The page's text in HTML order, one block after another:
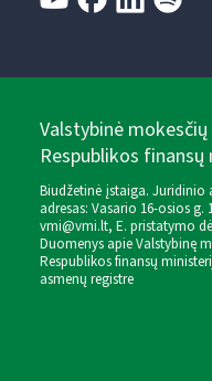
Valstybinė
Respublikos
Biudžetinė įstaiga. Juridinio
adresas: Vasario 16-osios g.
vmi@vmi.lt, E. pristatymo
Duomenys apie Valstybinę
Respublikos finansų
asmenų registre